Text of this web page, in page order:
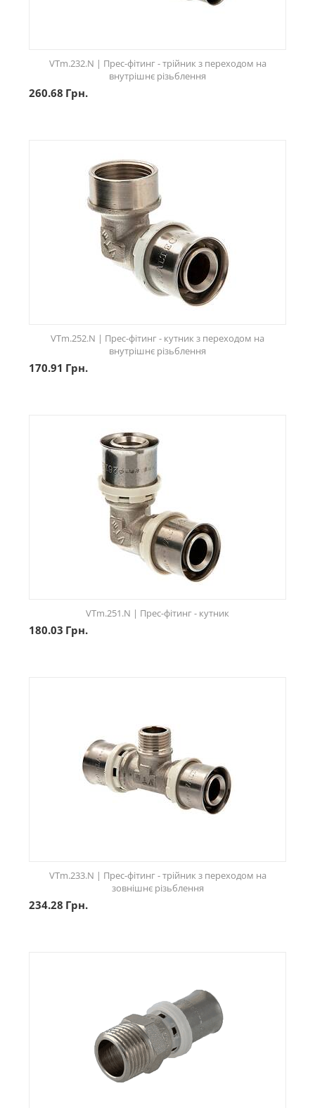
VTm.232.N | Прес-фітинг - трійник з переходом на
внутрішнє різьблення
260.68 Грн.
VTm.252.N | Прес-фітинг - кутник з переходом на
внутрішнє різьблення
170.91 Грн.
VTm.251.N | Прес-фітинг - кутник
180.03 Грн.
VTm.233.N | Прес-фітинг - трійник з переходом на
зовнішнє різьблення
234.28 Грн.